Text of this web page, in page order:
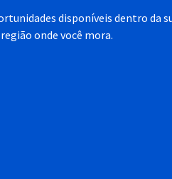
disponíveis dentro da
onde você mora.